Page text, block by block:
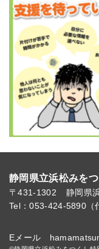
静岡県立浜松みを
〒431-1302
静岡県
Tel：053-424-5890（
Eメール